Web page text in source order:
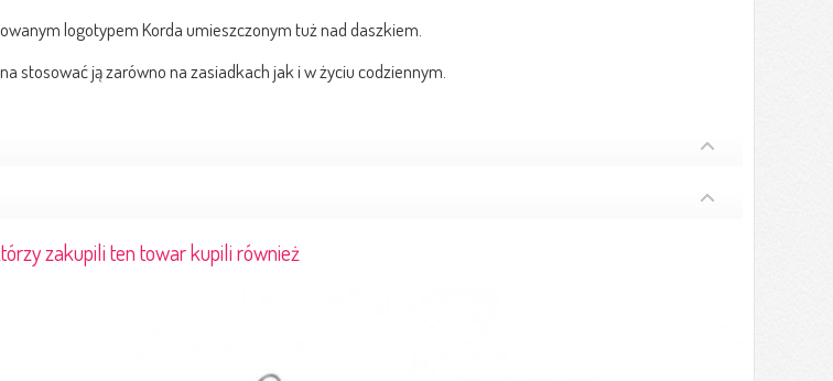
logotypem Korda umieszczonym tuż nad daszkiem.
stosować ją zarówno na zasiadkach jak i w życiu codziennym.
zakupili ten towar kupili również